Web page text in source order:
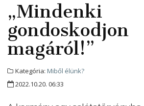
„Mindenki
gondoskodjon
magáról!”
Kategória: Miből élünk?
2022.10.20. 06:33